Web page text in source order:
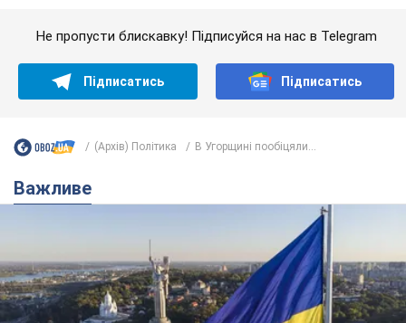
Якою була оригінальна версія гімну України та
чому її боялася Російська імперія: про це не
Державним символом є тільки перший куплет та приспів пісні
3 години тому 12,0 т.